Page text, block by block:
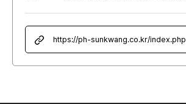
https://ph-sunkwang.co.kr/index.php